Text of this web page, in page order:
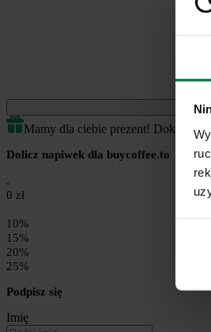
Mamy dla ciebie prezent! Dokończ
Dolicz napiwek dla buycoffee.to
0 zł
10%
15%
20%
25%
Podpisz się
Imię